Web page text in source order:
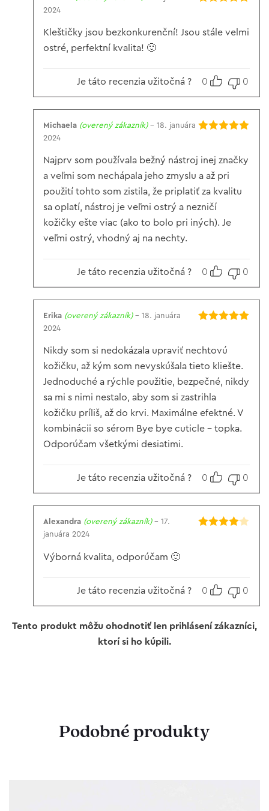
2024
Kleštičky jsou bezkonkurenční! Jsou stále velmi
ostré, perfektní kvalita! 🙂
Je táto recenzia užitočná ? 0 0
Michaela (overený zákazník) – 18. januára
2024
Najprv som používala bežný nástroj inej značky
a veľmi som nechápala jeho zmyslu a až pri
použití tohto som zistila, že priplatiť za kvalitu
sa oplatí, nástroj je veľmi ostrý a nezničí
kožičky ešte viac (ako to bolo pri iných). Je
veľmi ostrý, vhodný aj na nechty.
Je táto recenzia užitočná ? 0 0
Erika (overený zákazník) – 18. januára
2024
Nikdy som si nedokázala upraviť nechtovú
kožičku, až kým som nevyskúšala tieto kliešte.
Jednoduché a rýchle použitie, bezpečné, nikdy
sa mi s nimi nestalo, aby som si zastrihla
kožičku príliš, až do krvi. Maximálne efektné. V
kombinácii so sérom Bye bye cuticle – topka.
Odporúčam všetkými desiatimi.
Je táto recenzia užitočná ? 0 0
Alexandra (overený zákazník) – 17.
januára 2024
Výborná kvalita, odporúčam 🙂
Je táto recenzia užitočná ? 0 0
Tento produkt môžu ohodnotiť len prihlásení zákazníci,
ktorí si ho kúpili.
Podobné produkty